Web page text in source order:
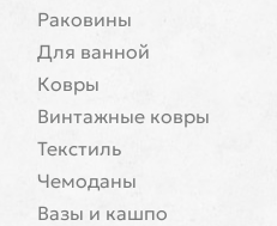
Раковины
Для ванной
Ковры
Винтажные ковры
Текстиль
Чемоданы
Вазы и кашпо